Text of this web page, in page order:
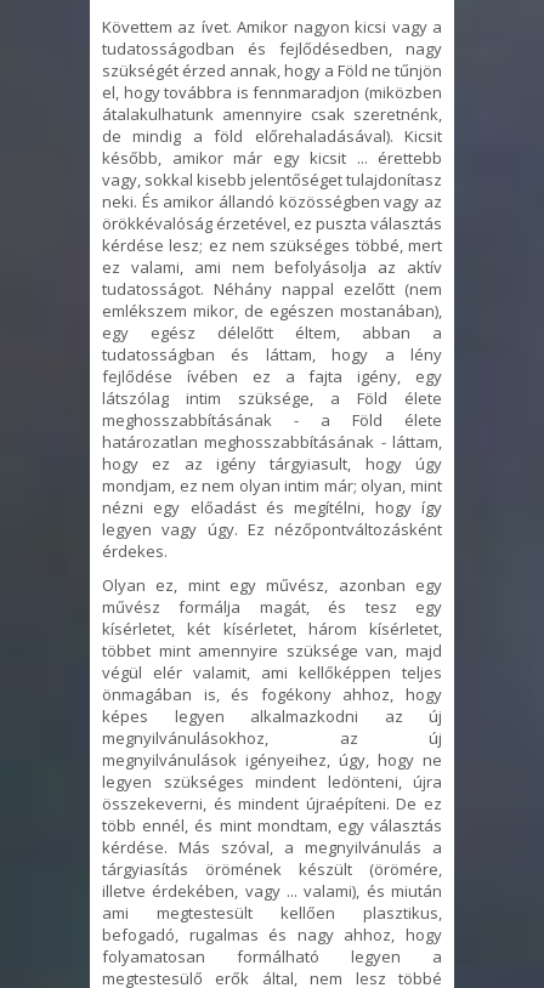
Követtem az ívet. Amikor nagyon kicsi vagy a
tudatosságodban és fejlődésedben, nagy
szükségét érzed annak, hogy a Föld ne tűnjön
el, hogy továbbra is fennmaradjon (miközben
átalakulhatunk amennyire csak szeretnénk,
de mindig a föld előrehaladásával). Kicsit
később, amikor már egy kicsit ... érettebb
vagy, sokkal kisebb jelentőséget tulajdonítasz
neki. És amikor állandó közösségben vagy az
örökkévalóság érzetével, ez puszta választás
kérdése lesz; ez nem szükséges többé, mert
ez valami, ami nem befolyásolja az aktív
tudatosságot. Néhány nappal ezelőtt (nem
emlékszem mikor, de egészen mostanában),
egy egész délelőtt éltem, abban a
tudatosságban és láttam, hogy a lény
fejlődése ívében ez a fajta igény, egy
látszólag intim szüksége, a Föld élete
meghosszabbításának - a Föld élete
határozatlan meghosszabbításának - láttam,
hogy ez az igény tárgyiasult, hogy úgy
mondjam, ez nem olyan intim már; olyan, mint
nézni egy előadást és megítélni, hogy így
legyen vagy úgy. Ez nézőpontváltozásként
érdekes.
Olyan ez, mint egy művész, azonban egy
művész formálja magát, és tesz egy
kísérletet, két kísérletet, három kísérletet,
többet mint amennyire szüksége van, majd
végül elér valamit, ami kellőképpen teljes
önmagában is, és fogékony ahhoz, hogy
képes legyen alkalmazkodni az új
megnyilvánulásokhoz, az új
megnyilvánulások igényeihez, úgy, hogy ne
legyen szükséges mindent ledönteni, újra
összekeverni, és mindent újraépíteni. De ez
több ennél, és mint mondtam, egy választás
kérdése. Más szóval, a megnyilvánulás a
tárgyiasítás örömének készült (örömére,
illetve érdekében, vagy ... valami), és miután
ami megtestesült kellően plasztikus,
befogadó, rugalmas és nagy ahhoz, hogy
folyamatosan formálható legyen a
megtestesülő erők által, nem lesz többé